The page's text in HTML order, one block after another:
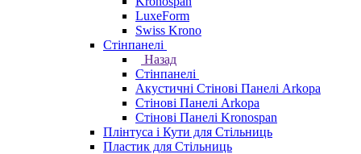
LuxeForm
Swiss Krono
Стінпанелі
Назад
Стінпанелі
Акустичні Стінові Панелі Аrkopa
Стінові Панелі Arkopa
Стінові Панелі Kronospan
Плінтуса і Кути для Стільниць
Пластик для Стільниць